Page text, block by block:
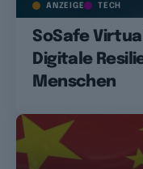
ANZEIGE TECH
SoSafe
Digitale
Menschen